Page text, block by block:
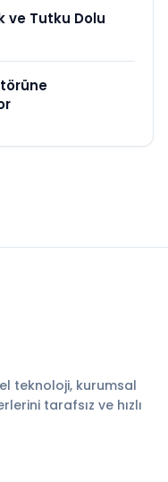
ve Tutku Dolu
teknoloji, kurumsal
tarafsız ve hızlı